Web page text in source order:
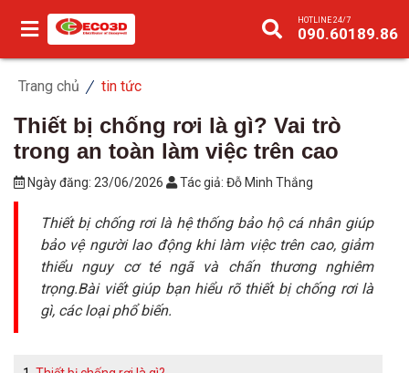
HOTLINE 24/7
090.60189.86
Trang chủ tin tức
Thiết bị chống rơi là gì? Vai trò
trong an toàn làm việc trên cao
Ngày đăng: 23/06/2026 Tác giả: Đỗ Minh Thắng
Thiết bị chống rơi là hệ thống bảo hộ cá nhân giúp
bảo vệ người lao động khi làm việc trên cao, giảm
thiểu nguy cơ té ngã và chấn thương nghiêm
trọng.Bài viết giúp bạn hiểu rõ thiết bị chống rơi là
gì, các loại phổ biến.